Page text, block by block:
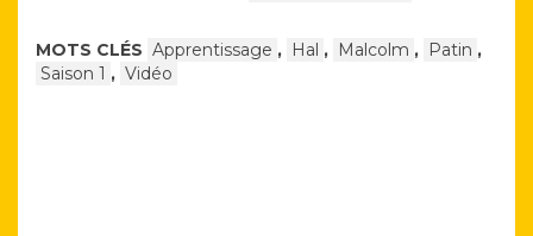
MOTS CLÉS Apprentissage , Hal , Malcolm , Patin ,
Saison 1 , Vidéo